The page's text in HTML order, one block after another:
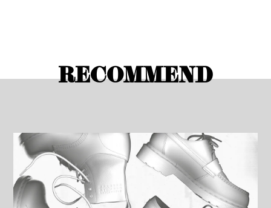
RECOMMEND